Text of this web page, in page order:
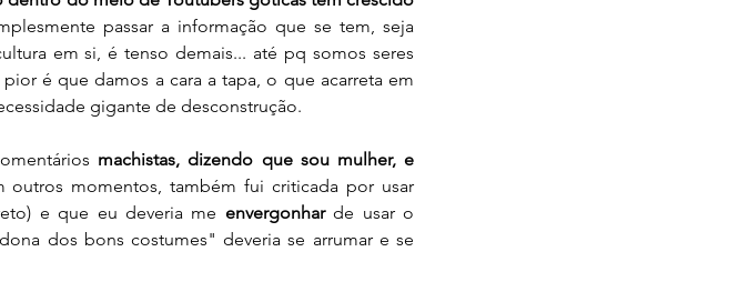
passar a informação que se tem, seja
em si, é tenso demais... até pq somos seres
é que damos a cara a tapa, o que acarreta em
gigante de desconstrução.
machistas, dizendo que sou mulher, e
outros momentos, também fui criticada por usar
e que eu deveria me envergonhar de usar o
dos bons costumes" deveria se arrumar e se